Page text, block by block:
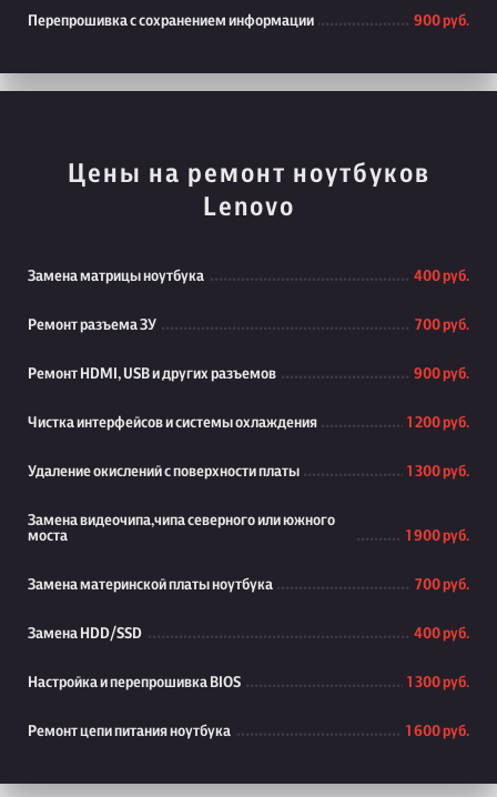
Перепрошивка с сохранением информации 900 руб.
Цены на ремонт ноутбуков
Lenovo
Замена матрицы ноутбука 400 руб.
Ремонт разъема ЗУ 700 руб.
Ремонт HDMI, USB и других разъемов 900 руб.
Чистка интерфейсов и системы охлаждения 1 200 руб.
Удаление окислений с поверхности платы 1 300 руб.
Замена видеочипа,чипа северного или южного
моста
1 900 руб.
Замена материнской платы ноутбука 700 руб.
Замена HDD/SSD 400 руб.
Настройка и перепрошивка BIOS 1 300 руб.
Ремонт цепи питания ноутбука 1 600 руб.